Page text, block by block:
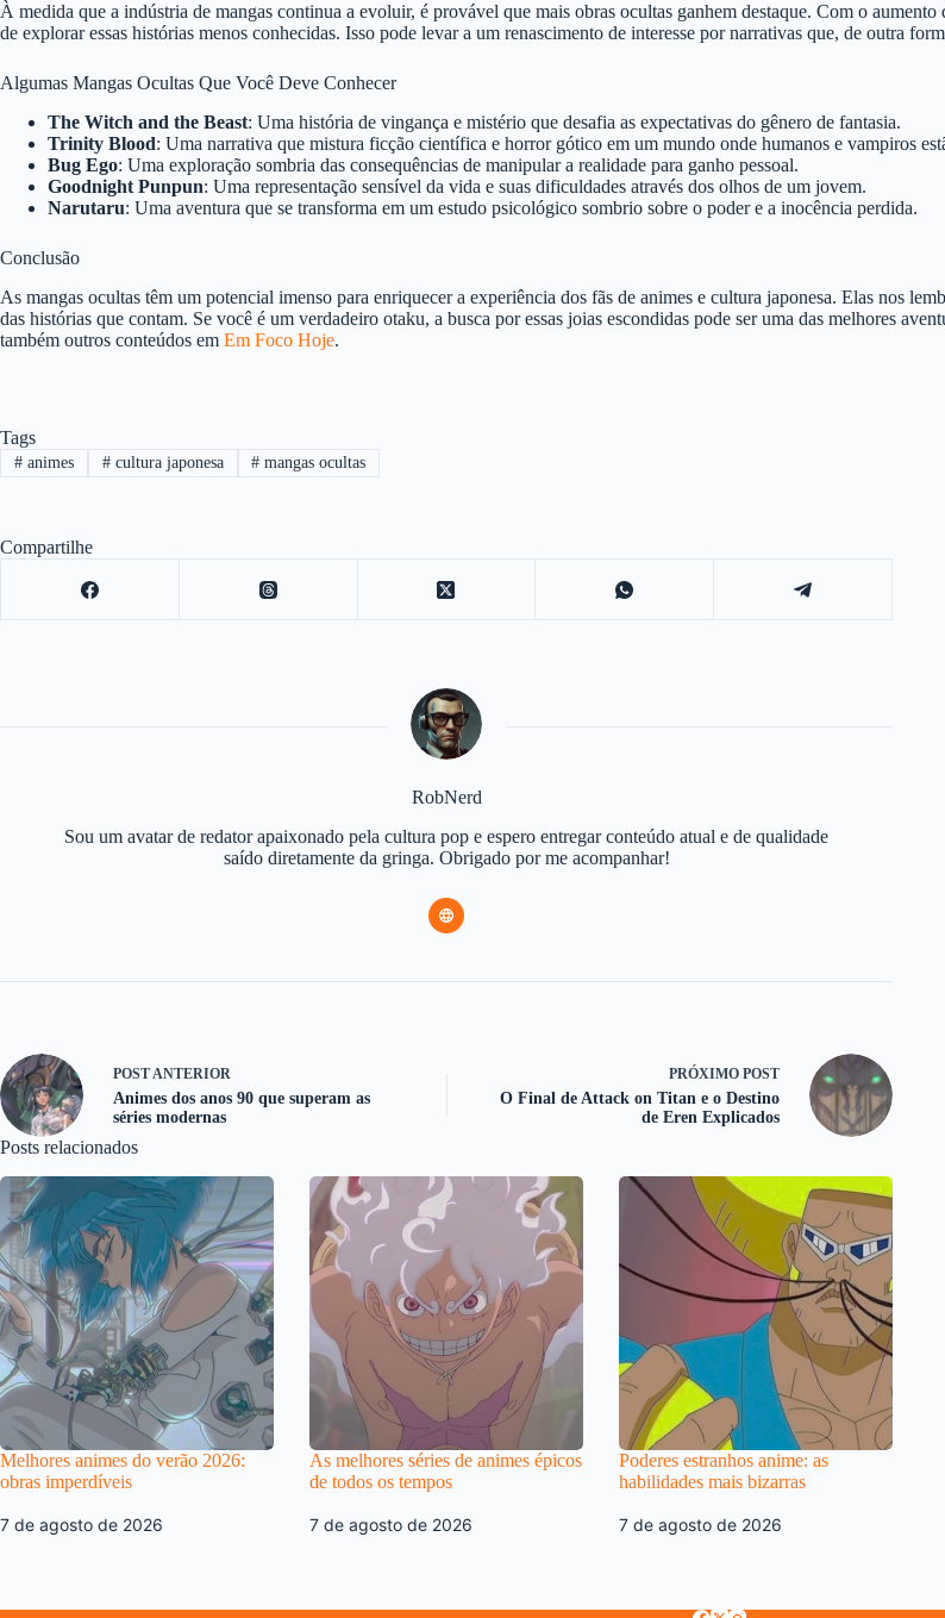
À medida que a indústria de mangas continua a evoluir, é provável que mais obras ocultas ganhem destaque. Com o
de explorar essas histórias menos conhecidas. Isso pode levar a um renascimento de interesse por narrativas que, de outra
Algumas Mangas Ocultas Que Você Deve Conhecer
The Witch and the Beast: Uma história de vingança e mistério que desafia as expectativas do gênero de fantasia.
Trinity Blood: Uma narrativa que mistura ficção científica e horror gótico em um mundo onde humanos e vampiros
Bug Ego: Uma exploração sombria das consequências de manipular a realidade para ganho pessoal.
Goodnight Punpun: Uma representação sensível da vida e suas dificuldades através dos olhos de um jovem.
Narutaru: Uma aventura que se transforma em um estudo psicológico sombrio sobre o poder e a inocência perdida.
Conclusão
As mangas ocultas têm um potencial imenso para enriquecer a experiência dos fãs de animes e cultura japonesa. Elas nos
das histórias que contam. Se você é um verdadeiro otaku, a busca por essas joias escondidas pode ser uma das melhores
também outros conteúdos em Em Foco Hoje.
Tags
#animes #cultura japonesa # mangas ocultas
Compartilhe
RobNerd
Sou um avatar de redator apaixonado pela cultura pop e espero entregar conteúdo atual e de qualidade
saído diretamente da gringa. Obrigado por me acompanhar!
POSTANTERIOR
Animes dos anos 90 que superam as
séries modernas
PRÓXIMO POST
O Final de Attack on Titan e o Destino
de Eren Explicados
Posts relacionados
Melhores animes do verão 2026:
obras imperdíveis
7 de agosto de 2026
As melhores séries de animes épicos
de todos os tempos
7 de agosto de 2026
Poderes estranhos anime: as
habilidades mais bizarras
7 de agosto de 2026